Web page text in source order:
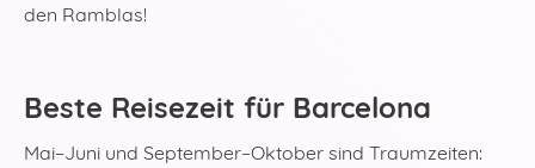
den Ramblas!
Beste Reisezeit für Barcelona
Mai–Juni und September–Oktober sind Traumzeiten: